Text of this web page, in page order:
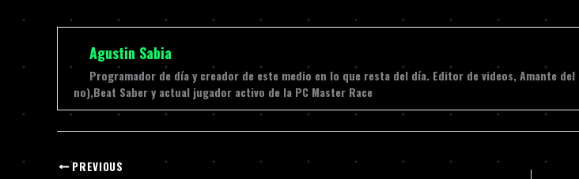
Agustin Sabia
Programador de día y creador de este medio en lo que resta del día. Editor de videos, Amante
no),Beat Saber y actual jugador activo de la PC Master Race
PREVIOUS